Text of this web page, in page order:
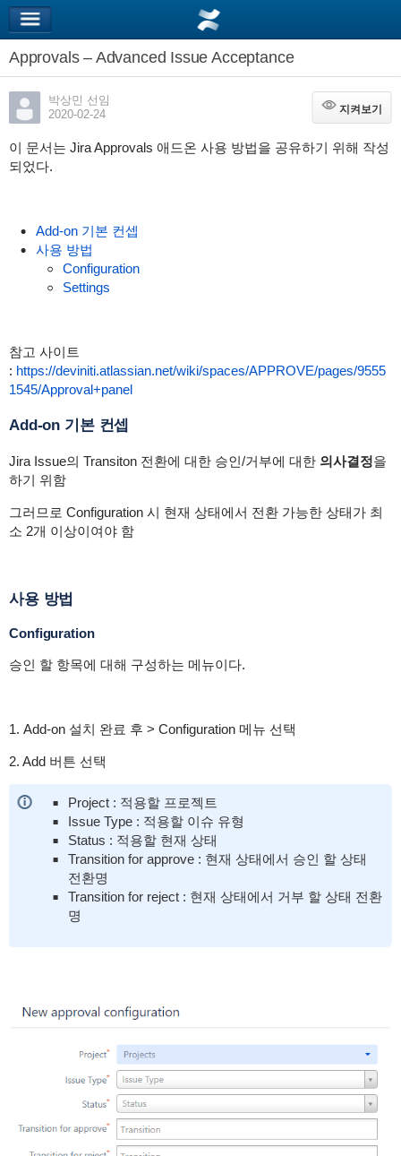
Approvals – Advanced Issue Acceptance
박상민 선임
2020-02-24
지켜보기
지켜보기
이 문서는 Jira Approvals 애드온 사용 방법을 공유하기 위해 작성
되었다.
Add-on 기본 컨셉
사용 방법
Configuration
Settings
참고 사이트
: https://deviniti.atlassian.net/wiki/spaces/APPROVE/pages/9555
1545/Approval+panel
Add-on 기본 컨셉
Jira Issue의 Transiton 전환에 대한 승인/거부에 대한 의사결정을
하기 위함
그러므로 Configuration 시 현재 상태에서 전환 가능한 상태가 최
소 2개 이상이여야 함
사용 방법
Configuration
승인 할 항목에 대해 구성하는 메뉴이다.
1. Add-on 설치 완료 후 > Configuration 메뉴 선택
2. Add 버튼 선택
Project : 적용할 프로젝트
Issue Type : 적용할 이슈 유형
Status : 적용할 현재 상태
Transition for approve : 현재 상태에서 승인 할 상태
전환명
Transition for reject : 현재 상태에서 거부 할 상태 전환
명